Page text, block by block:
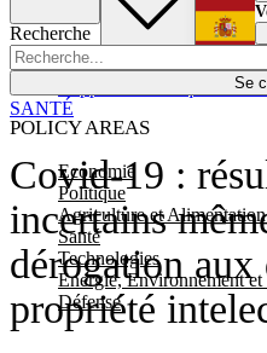
Recherche
Se
POLICY AREAS
Economie
Politique
Agriculture et Alimentation
Santé
Technologies
Energie, Environnement et
Défense
Covid-19 :
incertains
dérogation aux
propriété
SANTÉ